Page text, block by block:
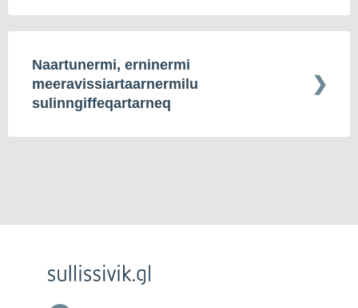
Naartunermi, erninermi
meeravissiartaarnermilu
sulinngiffeqartarneq